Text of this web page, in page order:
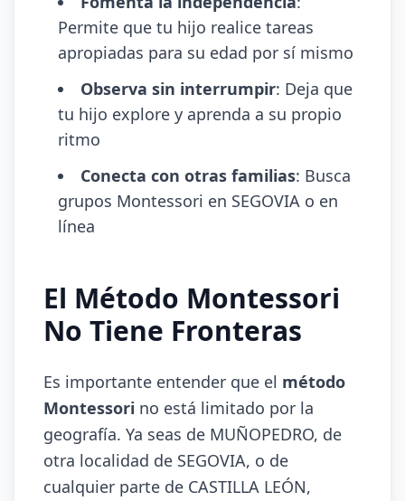
Permite que tu hijo realice tareas
apropiadas para su edad por sí mismo
Observa sin interrumpir: Deja que
tu hijo explore y aprenda a su propio
ritmo
Conecta con otras familias: Busca
grupos Montessori en SEGOVIA o en
línea
El Método Montessori
No Tiene Fronteras
Es importante entender que el método
Montessori no está limitado por la
geografía. Ya seas de MUÑOPEDRO, de
otra localidad de SEGOVIA, o de
cualquier parte de CASTILLA LEÓN,